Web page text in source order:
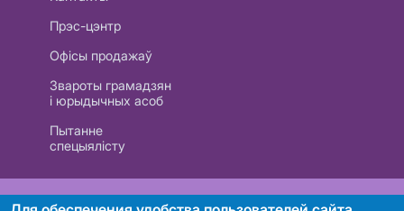
Прэс-цэнтр
Офісы продажаў
Звароты грамадзян
і юрыдычных асоб
Пытанне
спецыялісту
РУП «Белтэлекам». УНП 101007741